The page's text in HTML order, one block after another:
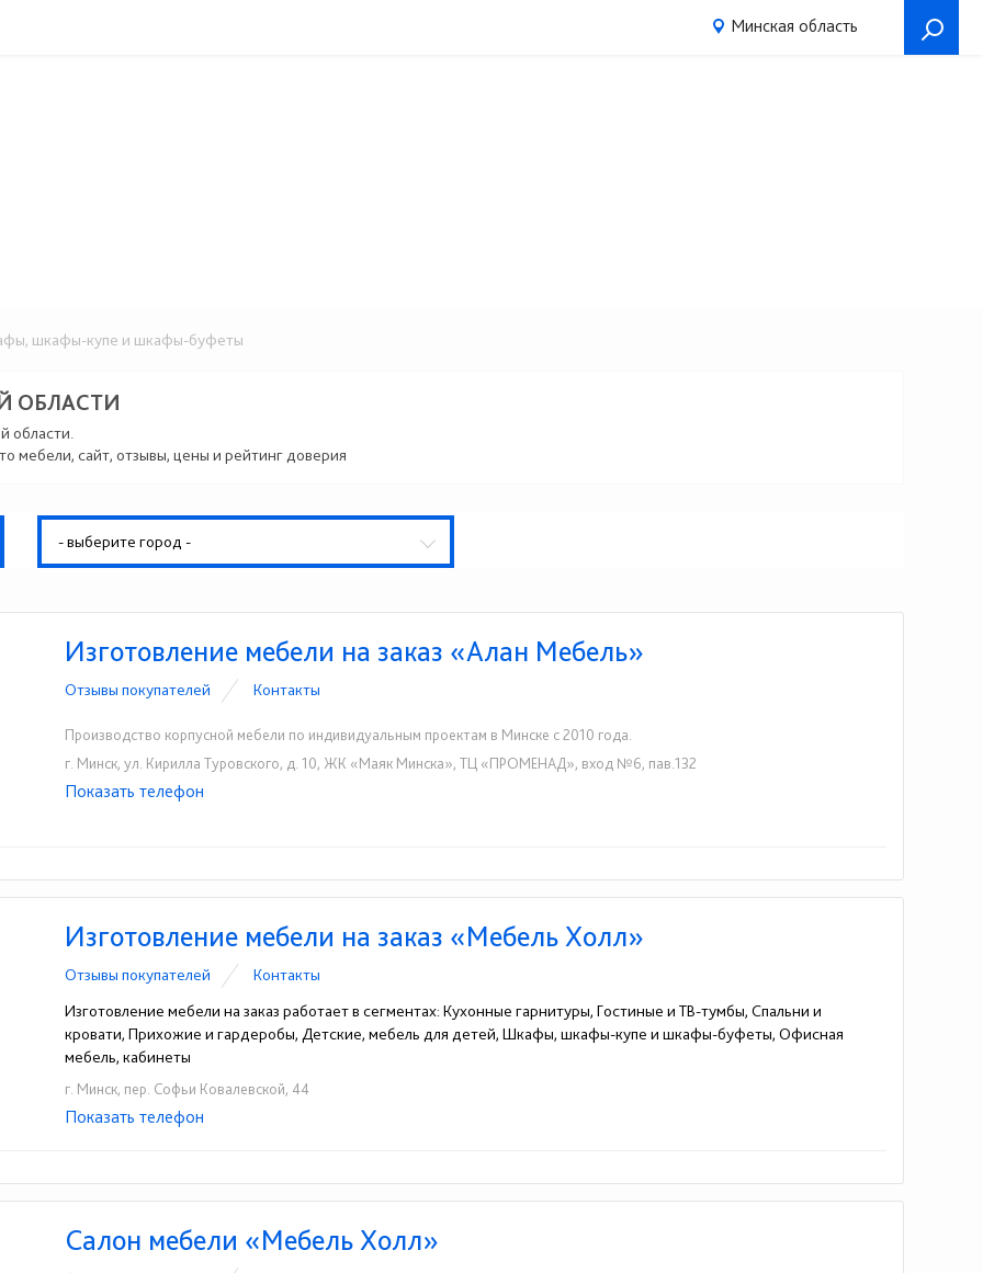
Минская область
шкафы-купе и шкафы-буфеты
ОБЛАСТИ
области.
мебели, сайт, отзывы, цены и рейтинг доверия
- выберите город -
Изготовление мебели на заказ «Алан Мебель»
Отзывы покупателей Контакты
Производство корпусной мебели по индивидуальным проектам в Минске с 2010 года.
г. Минск, ул. Кирилла Туровского, д. 10, ЖК «Маяк Минска», ТЦ «ПРОМЕНАД», вход №6, пав.132
☎+375 (29) 258-75-55
Показать телефон
Изготовление мебели на заказ «Мебель Холл»
Отзывы покупателей
Контакты
Изготовление мебели на заказ работает в сегментах: Кухонные гарнитуры, Гостиные и ТВ-тумбы, Спальни и
кровати, Прихожие и гардеробы, Детские, мебель для детей, Шкафы, шкафы-купе и шкафы-буфеты, Офисная
мебель, кабинеты
г. Минск, пер. Софьи Ковалевской, 44
☎+375 (44) 794-11-11
Показать телефон
Салон мебели «Мебель Холл»